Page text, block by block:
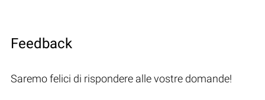
Feedback
Saremo felici di rispondere alle vostre domande!